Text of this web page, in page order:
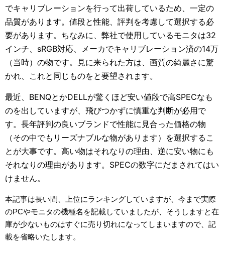
でキャリブレーションを行って出荷しているため、一定の
品質があります。値段と性能、評判を考慮して選択する必
要があります。ちなみに、弊社で使用しているモニタは32
インチ、sRGB対応、メーカでキャリブレーション済の14万
（当時）の物です。見に来られた方は、画質の綺麗さに驚
かれ、これと同じものをと要望されます。
最近、BENQとかDELLが驚くほど安い値段で高SPECなも
のを出していますが、飛びつかずに慎重な判断が必用で
す。長年評判の良いブランドで性能に見合った価格の物
（その中でもリーズナブルな物があります）を選択するこ
とが大事です。高い物はそれなりの理由、逆に安い物にも
それなりの理由があります。SPECの数字にだまされてはい
けません。
本記事は長い間、上位にランキングしていますが、今まで実際
のPCやモニタの機種名を記載していましたが、そうしますと在
庫が少ないものはすぐに売り切れになってしまいますので、記
載を省略いたします。